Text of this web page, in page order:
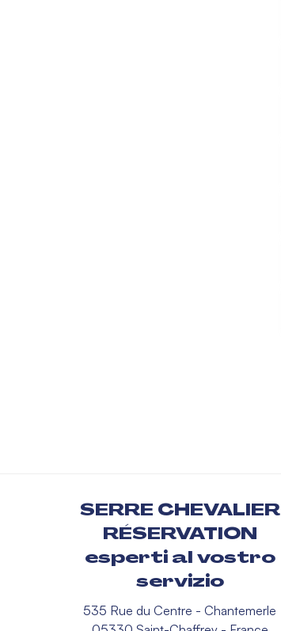
SERRE CHEVALIER
RÉSERVATION
esperti al vostro
servizio
535 Rue du Centre - Chantemerle